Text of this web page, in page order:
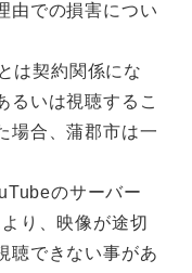
由での損害につい
は契約関係にな
るいは視聴するこ
場合、蒲郡市は一
のサーバー
り、映像が途切
聴できない事があ